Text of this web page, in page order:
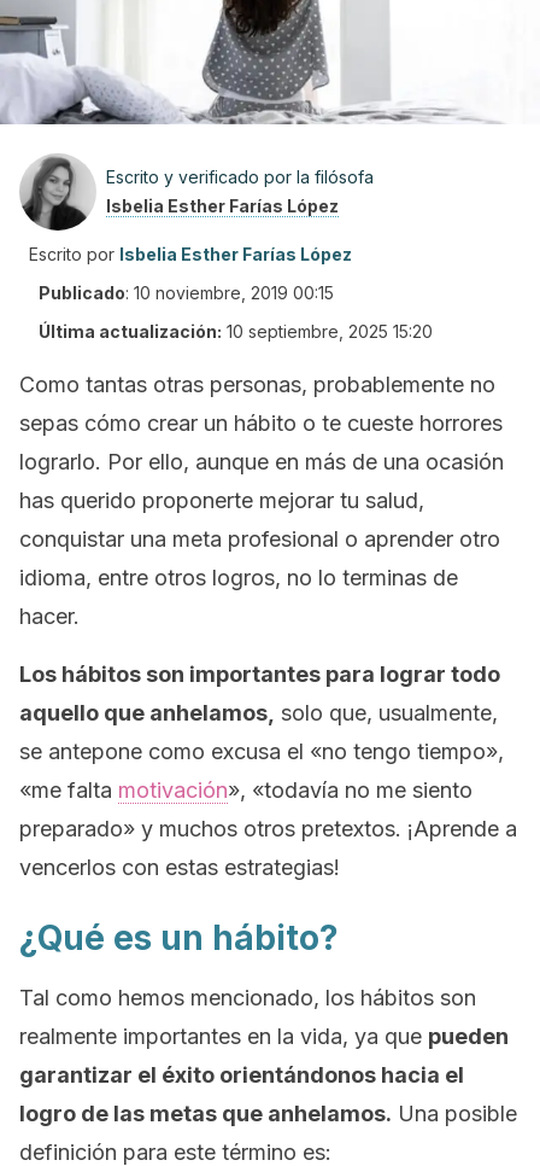
Escrito y verificado por la filósofa
Isbelia Esther Farías López
Escrito por Isbelia Esther Farías López
Publicado: 10 noviembre, 2019 00:15
Última actualización: 10 septiembre, 2025 15:20
Como tantas otras personas, probablemente no
sepas cómo crear un hábito o te cueste horrores
lograrlo. Por ello, aunque en más de una ocasión
has querido proponerte mejorar tu salud,
conquistar una meta profesional o aprender otro
idioma, entre otros logros, no lo terminas de
hacer.
Los hábitos son importantes para lograr todo
aquello que anhelamos, solo que, usualmente,
se antepone como excusa el «no tengo tiempo»,
«me falta motivación», «todavía no me siento
preparado» y muchos otros pretextos. ¡Aprende a
vencerlos con estas estrategias!
¿Qué es un hábito?
Tal como hemos mencionado, los hábitos son
realmente importantes en la vida, ya que pueden
garantizar el éxito orientándonos hacia el
logro de las metas que anhelamos. Una posible
definición para este término es: